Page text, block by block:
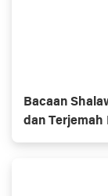
Bacaan
dan Terjemah